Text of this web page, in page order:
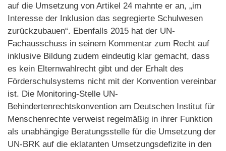
auf die Umsetzung von Artikel 24 mahnte er an, „im
Interesse der Inklusion das segregierte Schulwesen
zurückzubauen“. Ebenfalls 2015 hat der UN-
Fachausschuss in seinem Kommentar zum Recht auf
inklusive Bildung zudem eindeutig klar gemacht, dass
es kein Elternwahlrecht gibt und der Erhalt des
Förderschulsystems nicht mit der Konvention vereinbar
ist. Die Monitoring-Stelle UN-
Behindertenrechtskonvention am Deutschen Institut für
Menschenrechte verweist regelmäßig in ihrer Funktion
als unabhängige Beratungsstelle für die Umsetzung der
UN-BRK auf die eklatanten Umsetzungsdefizite in den